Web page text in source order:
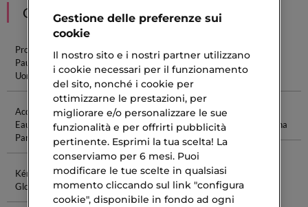
CONSIGLIATI PER TE
Profumi Jean
Paul Gaultier
Uomo
Sauvage Eau
Miss Dior Eau
De Parfum
Parfum
Acqua Di Gio
Eau De
Parfum
Vitamina C B3
Crema Corpo
Dior
Verde Donna
Kérastase
Gloss Absolu
Detergente
Purificante
Gestione delle preferenze sui
cookie
Il nostro sito e i nostri partner utilizzano
i cookie necessari per il funzionamento
del sito, nonché i cookie per
ottimizzarne le prestazioni, per
migliorare e/o personalizzare le sue
funzionalità e per offrirti pubblicità
pertinente. Esprimi la tua scelta! La
conserviamo per 6 mesi. Puoi
modificare le tue scelte in qualsiasi
momento cliccando sul link "configura
cookie", disponibile in fondo ad ogni